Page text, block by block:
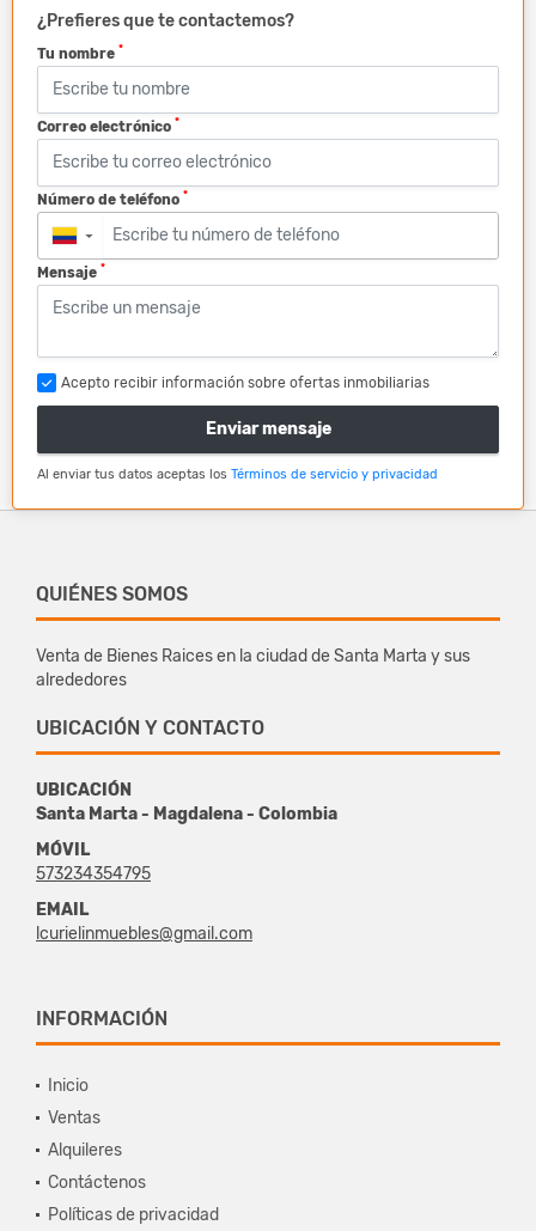
¿Prefieres que te contactemos?
Tu nombre *
Correo electrónico *
Número de teléfono *
▼
Mensaje *
Acepto recibir información sobre ofertas inmobiliarias
Enviar mensaje
Al enviar tus datos aceptas los Términos de servicio y privacidad
QUIÉNES SOMOS
Venta de Bienes Raices en la ciudad de Santa Marta y sus
alrededores
UBICACIÓN Y CONTACTO
UBICACIÓN
Santa Marta - Magdalena - Colombia
MÓVIL
573234354795
EMAIL
lcurielinmuebles@gmail.com
INFORMACIÓN
Inicio
Ventas
Alquileres
Contáctenos
Políticas de privacidad